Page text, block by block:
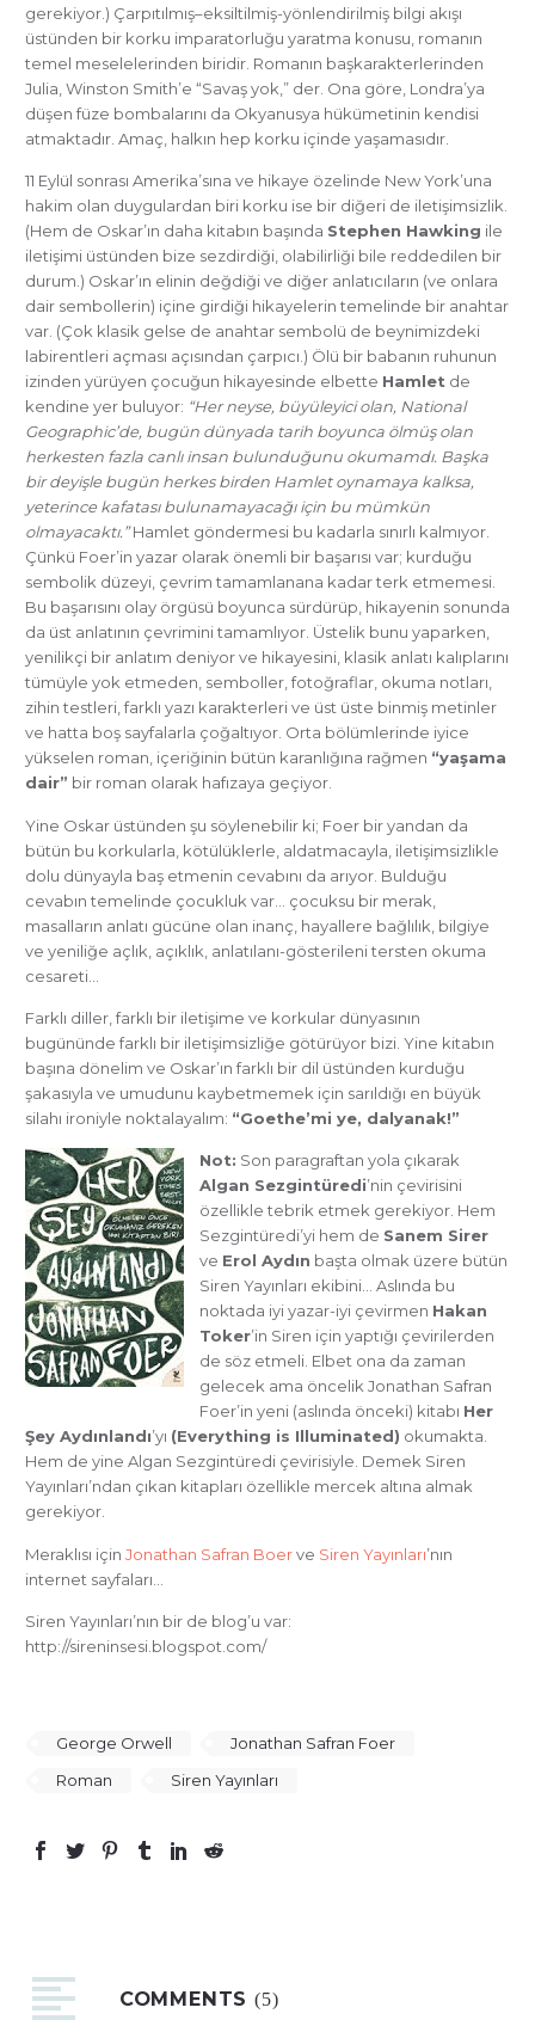
gerekiyor.) Çarpıtılmış–eksiltilmiş-yönlendirilmiş bilgi akışı
üstünden bir korku imparatorluğu yaratma konusu, romanın
temel meselelerinden biridir. Romanın başkarakterlerinden
Julia, Winston Smith’e “Savaş yok,” der. Ona göre, Londra’ya
düşen füze bombalarını da Okyanusya hükümetinin kendisi
atmaktadır. Amaç, halkın hep korku içinde yaşamasıdır.
11 Eylül sonrası Amerika’sına ve hikaye özelinde New York’una
hakim olan duygulardan biri korku ise bir diğeri de iletişimsizlik.
(Hem de Oskar’ın daha kitabın başında Stephen Hawking ile
iletişimi üstünden bize sezdirdiği, olabilirliği bile reddedilen bir
durum.) Oskar’ın elinin değdiği ve diğer anlatıcıların (ve onlara
dair sembollerin) içine girdiği hikayelerin temelinde bir anahtar
var. (Çok klasik gelse de anahtar sembolü de beynimizdeki
labirentleri açması açısından çarpıcı.) Ölü bir babanın ruhunun
izinden yürüyen çocuğun hikayesinde elbette Hamlet de
kendine yer buluyor: “Her neyse, büyüleyici olan, National
Geographic’de, bugün dünyada tarih boyunca ölmüş olan
herkesten fazla canlı insan bulunduğunu okumamdı. Başka
bir deyişle bugün herkes birden Hamlet oynamaya kalksa,
yeterince kafatası bulunamayacağı için bu mümkün
olmayacaktı.”Hamlet göndermesi bu kadarla sınırlı kalmıyor.
Çünkü Foer’in yazar olarak önemli bir başarısı var; kurduğu
sembolik düzeyi, çevrim tamamlanana kadar terk etmemesi.
Bu başarısını olay örgüsü boyunca sürdürüp, hikayenin sonunda
da üst anlatının çevrimini tamamlıyor. Üstelik bunu yaparken,
yenilikçi bir anlatım deniyor ve hikayesini, klasik anlatı kalıplarını
tümüyle yok etmeden, semboller, fotoğraflar, okuma notları,
zihin testleri, farklı yazı karakterleri ve üst üste binmiş metinler
ve hatta boş sayfalarla çoğaltıyor. Orta bölümlerinde iyice
yükselen roman, içeriğinin bütün karanlığına rağmen “yaşama
dair” bir roman olarak hafızaya geçiyor.
Yine Oskar üstünden şu söylenebilir ki; Foer bir yandan da
bütün bu korkularla, kötülüklerle, aldatmacayla, iletişimsizlikle
dolu dünyayla baş etmenin cevabını da arıyor. Bulduğu
cevabın temelinde çocukluk var… çocuksu bir merak,
masalların anlatı gücüne olan inanç, hayallere bağlılık, bilgiye
ve yeniliğe açlık, açıklık, anlatılanı-gösterileni tersten okuma
cesareti…
Farklı diller, farklı bir iletişime ve korkular dünyasının
bugününde farklı bir iletişimsizliğe götürüyor bizi. Yine kitabın
başına dönelim ve Oskar’ın farklı bir dil üstünden kurduğu
şakasıyla ve umudunu kaybetmemek için sarıldığı en büyük
silahı ironiyle noktalayalım: “Goethe’mi ye, dalyanak!”
Not: Son paragraftan yola çıkarak
Algan Sezgintüredi’nin çevirisini
özellikle tebrik etmek gerekiyor. Hem
Sezgintüredi’yi hem de Sanem Sirer
ve Erol Aydın başta olmak üzere bütün
Siren Yayınları ekibini… Aslında bu
noktada iyi yazar-iyi çevirmen Hakan
Toker’in Siren için yaptığı çevirilerden
de söz etmeli. Elbet ona da zaman
gelecek ama öncelik Jonathan Safran
Foer’in yeni (aslında önceki) kitabı Her
Şey Aydınlandı’yı (Everything is Illuminated) okumakta.
Hem de yine Algan Sezgintüredi çevirisiyle. Demek Siren
Yayınları’ndan çıkan kitapları özellikle mercek altına almak
gerekiyor.
Meraklısı için Jonathan Safran Boerve Siren Yayınları’nın
internet sayfaları…
Siren Yayınları’nın bir de blog’u var:
http://sireninsesi.blogspot.com/
George Orwell
Jonathan Safran Foer
Roman
Siren Yayınları
COMMENTS(5)